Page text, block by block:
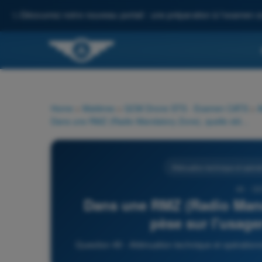
Découvrez notre nouveau portail : une préparation à l'examen
Home Matières QCM Drone STS - Examen CATS
Dans une RMZ (Radio
pèse sur
Question 49 - Atténuation technique et